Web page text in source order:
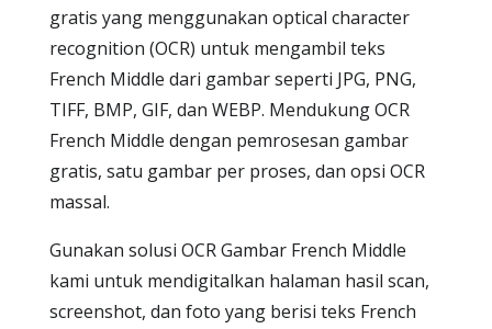
gratis yang menggunakan optical character
recognition (OCR) untuk mengambil teks
French Middle dari gambar seperti JPG, PNG,
TIFF, BMP, GIF, dan WEBP. Mendukung OCR
French Middle dengan pemrosesan gambar
gratis, satu gambar per proses, dan opsi OCR
massal.
Gunakan solusi OCR Gambar French Middle
kami untuk mendigitalkan halaman hasil scan,
screenshot, dan foto yang berisi teks French